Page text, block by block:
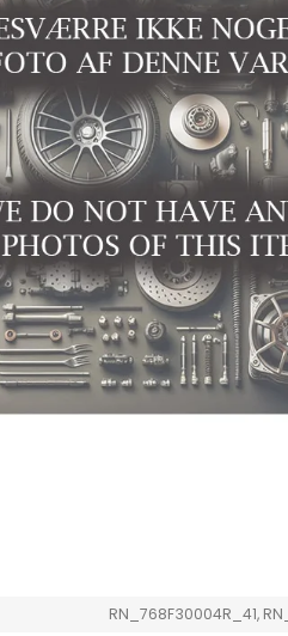
Niro EV
Picanto MY25
RN_768F30004R_41,